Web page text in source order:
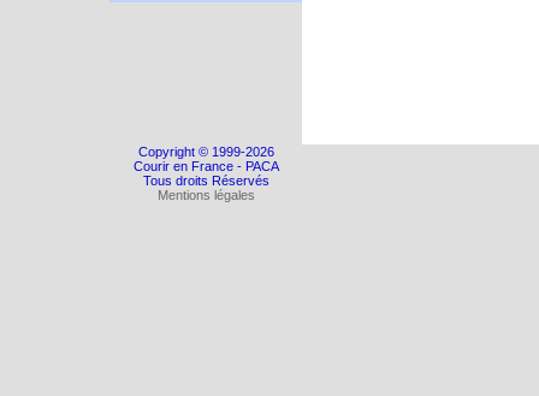
Copyright © 1999-2026
Courir en France - PACA
Tous droits Réservés
Mentions légales